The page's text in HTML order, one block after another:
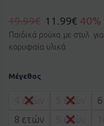
19.99€ 11.99€ 40%
Παιδικά ρούχα με στυλ
κορυφαία υλικά
Μέγεθος
4 ετών 5 ετών
8 ετών
9 ετών
2τεμ
3107852801
ποσότητα